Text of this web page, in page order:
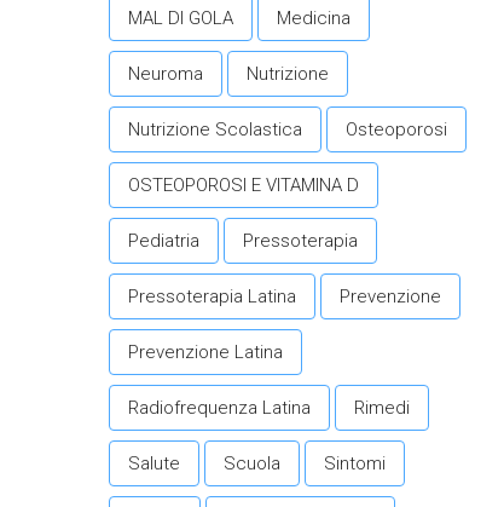
MAL DI GOLA Medicina
Neuroma Nutrizione
Nutrizione Scolastica Osteoporosi
OSTEOPOROSI E VITAMINA D
Pediatria Pressoterapia
Pressoterapia Latina Prevenzione
Prevenzione Latina
Radiofrequenza Latina Rimedi
Salute Scuola Sintomi